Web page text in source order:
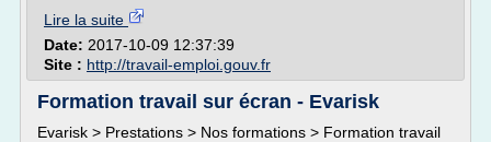
Lire la suite
Date: 2017-10-09 12:37:39
Site : http://travail-emploi.gouv.fr
Formation travail sur écran - Evarisk
Evarisk > Prestations > Nos formations > Formation travail